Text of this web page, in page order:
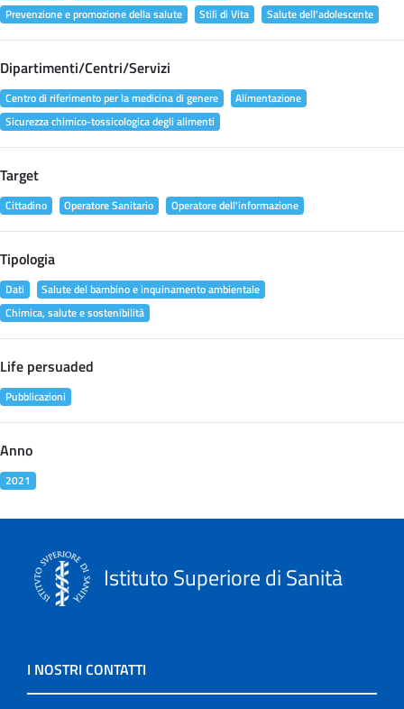
Prevenzione e promozione della salute
Stili di Vita Salute dell'adolescente
Dipartimenti/Centri/Servizi
Centro di riferimento per la medicina di genere
Alimentazione
Sicurezza chimico-tossicologica degli alimenti
Target
Cittadino Operatore Sanitario Operatore dell'informazione
Tipologia
Dati
Salute del bambino e inquinamento ambientale
Chimica, salute e sostenibilità
Life persuaded
Pubblicazioni
Anno
2021
Istituto Superiore di Sanità
I NOSTRI CONTATTI